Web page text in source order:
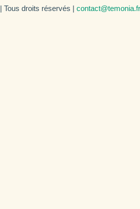
| Tous droits réservés | contact@temonia.fr